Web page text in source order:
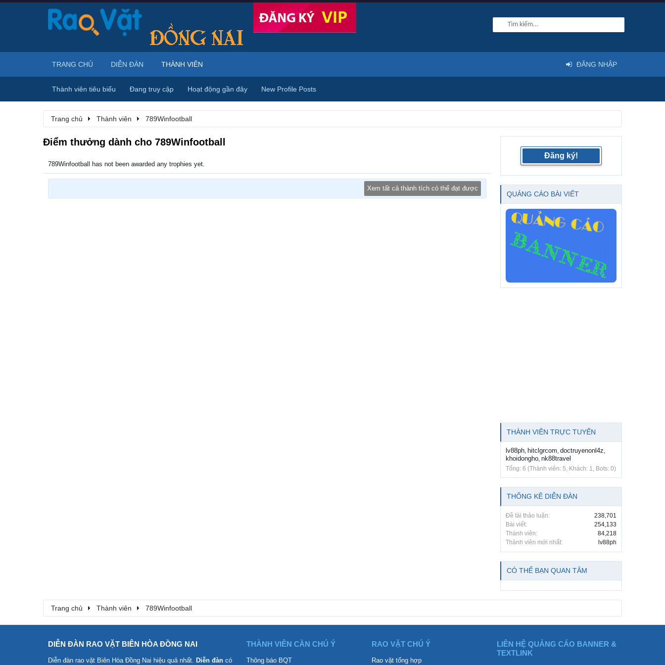
Trang chủ Thành viên 789Winfootball
Điểm thưởng dành cho 789Winfootball
789Winfootball has not been awarded any trophies yet.
Xem tất cả thành tích có thể đạt được
Đăng ký!
QUẢNG CÁO BÀI VIẾT
THÀNH VIÊN TRỰC TUYẾN
lv88ph, hitclgrcom, doctruyenonl4z,
khoidongho, nk88travel
Tổng: 6 (Thành viên: 5, Khách: 1, Bots: 0)
THỐNG KÊ DIỄN ĐÀN
Đề tài thảo luận:
238,701
Bài viết:
254,133
Thành viên:
84,218
Thành viên mới nhất:
lv88ph
CÓ THỂ BẠN QUAN TÂM
Trang chủ Thành viên 789Winfootball
TRANG CHỦ DIỄN ĐÀN THÀNH VIÊN
Thành viên tiêu biểu Đang truy cập Hoạt động gần đây New Profile Posts
ĐĂNG NHẬP
DIỄN ĐÀN RAO VẶT BIÊN HÒA ĐỒNG NAI
Diễn đàn rao vặt Biên Hòa Đồng Nai hiệu quả nhất. Diễn đàn có
THÀNH VIÊN CẦN CHÚ Ý
Thông báo BQT
RAO VẶT CHÚ Ý
Rao vặt tổng hợp
LIÊN HỆ QUẢNG CÁO BANNER &
TEXTLINK